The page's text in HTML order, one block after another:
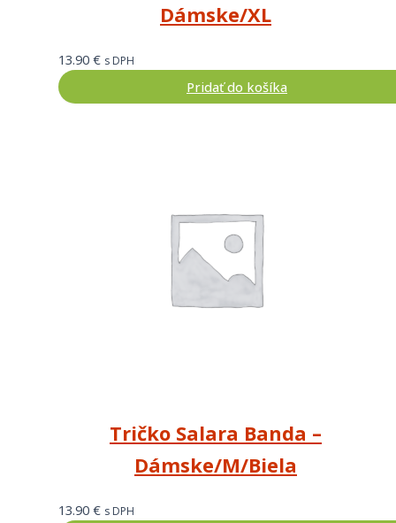
Dámske/XL
13.90 € s DPH
Pridať do košíka
Tričko Salara Banda –
Dámske/M/Biela
13.90 € s DPH